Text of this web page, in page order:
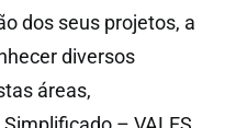
dos seus projetos, a
diversos
áreas,